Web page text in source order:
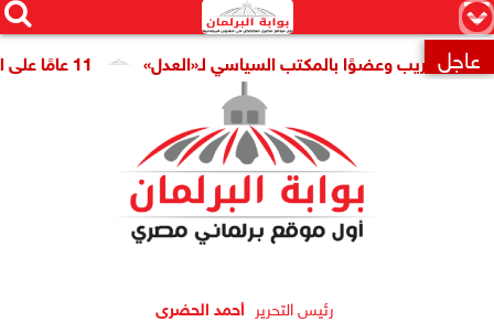
×


 عاجل 11 عامًا على افتتاح قناة السويس الجديدة.. النائبة مروة قنصوة: رؤية الدولة حولت الممر الملاحي إلى مركز اقتصادي عالمي وعضوًا بالمكتب السياسي لـ«العدل»
رئيس التحرير أحمد الحضرى